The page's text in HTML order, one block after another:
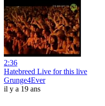
2:36
Hatebreed Live for this live
Grunge4Ever
il y a 19 ans